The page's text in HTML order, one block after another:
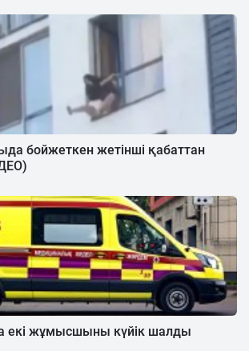
бойжеткен жетінші қабаттан
екі жұмысшыны күйік шалды